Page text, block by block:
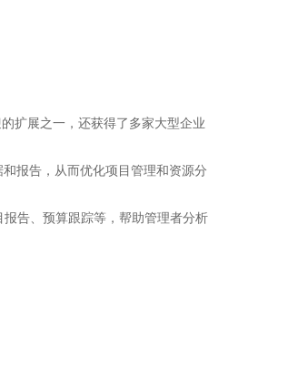
扩展之一，还获得了多家大型企业
报告，从而优化项目管理和资源分
告、预算跟踪等，帮助管理者分析